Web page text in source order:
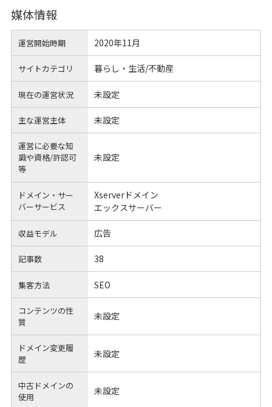
媒体情報
運営開始時期 2020年11月
サイトカテゴリ 暮らし・生活/不動産
現在の運営状況 未設定
主な運営主体 未設定
運営に必要な知
識や資格/許認可
等
未設定
ドメイン・サー
バーサービス
Xserverドメイン
エックスサーバー
収益モデル 広告
記事数 38
集客方法 SEO
コンテンツの性
質
未設定
ドメイン変更履
歴
未設定
中古ドメインの
使用
未設定